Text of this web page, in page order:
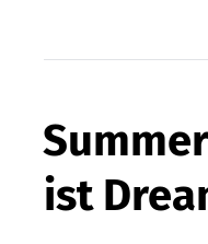
ist